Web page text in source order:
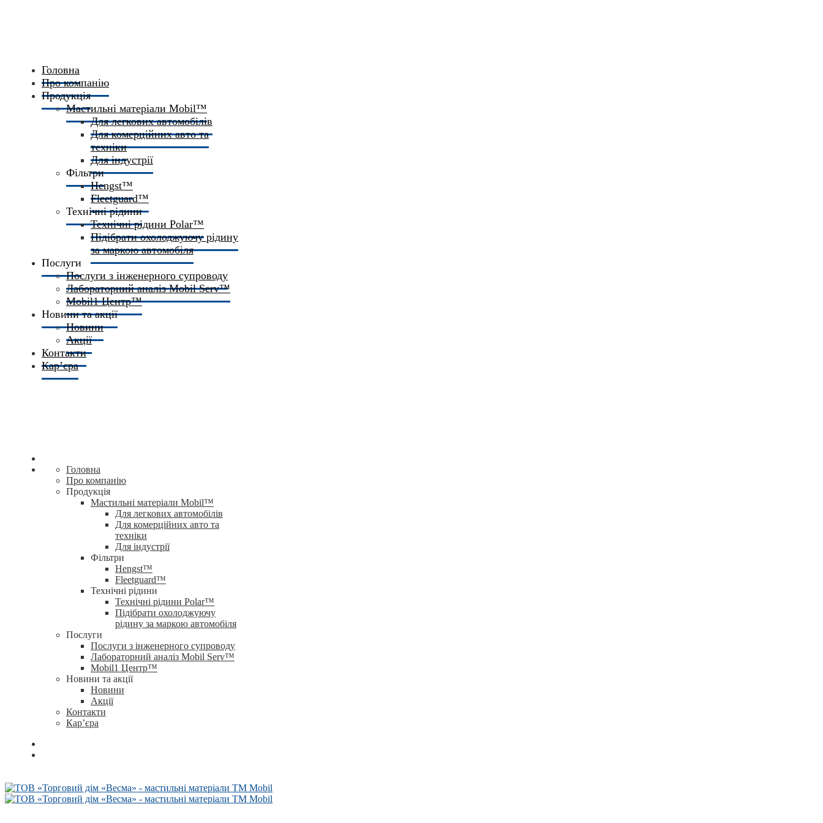
Головна
Про компанію
Продукція
Мастильні матеріали Mobil™
Для легкових автомобілів
Для комерційних авто та
техніки
Для індустрії
Фільтри
Hengst™
Fleetguard™
Технічні рідини
Технічні рідини Polar™
Підібрати охолоджуючу рідину
за маркою автомобіля
Послуги
Послуги з інженерного супроводу
Лабораторний аналіз Mobil Serv™
Mobil1 Центр™​
Новини та акції
Новини
Акції
Контакти
Кар’єра
Головна
Про компанію
Продукція
Мастильні матеріали Mobil™
Для легкових автомобілів
Для комерційних авто та
техніки
Для індустрії
Фільтри
Hengst™
Fleetguard™
Технічні рідини
Технічні рідини Polar™
Підібрати охолоджуючу
рідину за маркою автомобіля
Послуги
Послуги з інженерного супроводу
Лабораторний аналіз Mobil Serv™
Mobil1 Центр™​
Новини та акції
Новини
Акції
Контакти
Кар’єра